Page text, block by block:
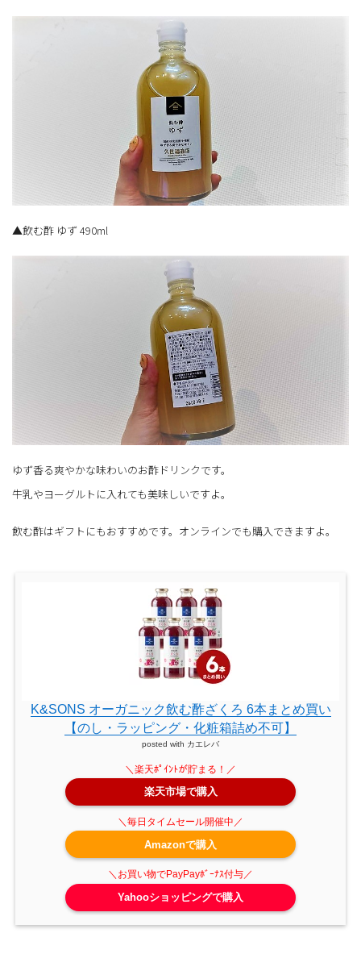
▲飲む酢 ゆず 490ml
ゆず香る爽やかな味わいのお酢ドリンクです。
牛乳やヨーグルトに入れても美味しいですよ。
飲む酢はギフトにもおすすめです。オンラインでも購入できますよ。
K&SONS オーガニック飲む酢ざくろ 6本まとめ買い
【のし・ラッピング・化粧箱詰め不可】
posted with カエレバ
楽天市場で購入
Amazonで購入
Yahooショッピングで購入